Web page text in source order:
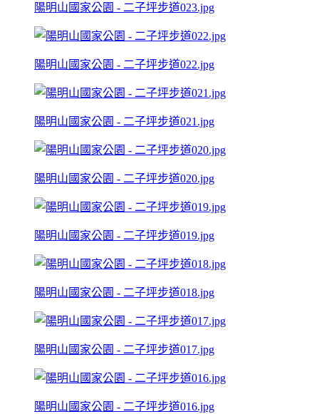
陽明山國家公園 - 二子坪步道023.jpg
陽明山國家公園 - 二子坪步道022.jpg
陽明山國家公園 - 二子坪步道021.jpg
陽明山國家公園 - 二子坪步道020.jpg
陽明山國家公園 - 二子坪步道019.jpg
陽明山國家公園 - 二子坪步道018.jpg
陽明山國家公園 - 二子坪步道017.jpg
陽明山國家公園 - 二子坪步道016.jpg